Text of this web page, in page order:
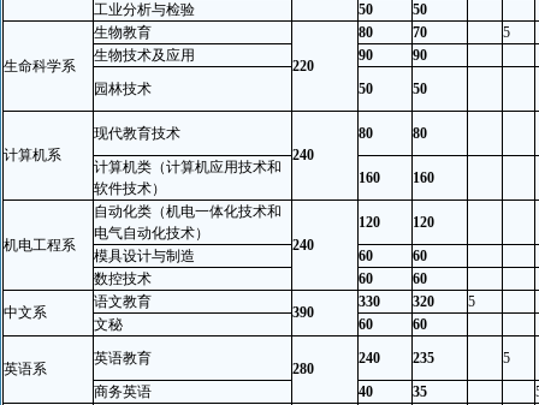
工业分析与检验
50 50
生命科学系
生物教育
220
80 70
5
生物技术及应用
90
90
园林技术
50 50
计算机系
现代教育技术
240
80
80
计算机类（计算机应用技术和
软件技术）
160 160
机电工程系
自动化类（机电一体化技术和
电气自动化技术）
240
120
120
模具设计与制造
60
60
数控技术
60
60
中文系
语文教育
390
330 320
5
文秘
60 60
英语系
英语教育
280
240 235
5
商务英语
40 35